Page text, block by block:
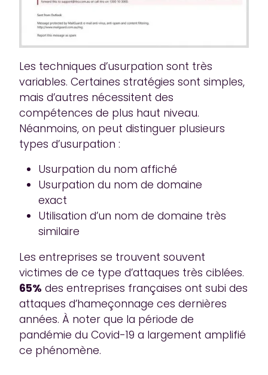
Les techniques d’usurpation sont très
variables. Certaines stratégies sont simples,
mais d’autres nécessitent des
compétences de plus haut niveau.
Néanmoins, on peut distinguer plusieurs
types d’usurpation :
Usurpation du nom affiché
Usurpation du nom de domaine
exact
Utilisation d’un nom de domaine très
similaire
Les entreprises se trouvent souvent
victimes de ce type d’attaques très ciblées.
65% des entreprises françaises ont subi des
attaques d’hameçonnage ces dernières
années. À noter que la période de
pandémie du Covid-19 a largement amplifié
ce phénomène.